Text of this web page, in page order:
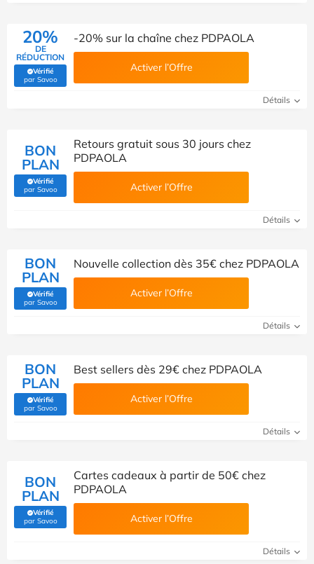
20%
DE
RÉDUCTION
Vérifié
par Savoo(Vérifié par Savoo)
-20% sur la chaîne chez PDPAOLA
Activer l’Offre
Détails
BON
PLAN
Vérifié
par Savoo(Vérifié par Savoo)
Retours gratuit sous 30 jours chez
PDPAOLA
Activer l’Offre
Détails
BON
PLAN
Vérifié
par Savoo(Vérifié par Savoo)
Nouvelle collection dès 35€ chez PDPAOLA
Activer l’Offre
Détails
BON
PLAN
Vérifié
par Savoo(Vérifié par Savoo)
Best sellers dès 29€ chez PDPAOLA
Activer l’Offre
Détails
BON
PLAN
Vérifié
par Savoo(Vérifié par Savoo)
Cartes cadeaux à partir de 50€ chez
PDPAOLA
Activer l’Offre
Détails